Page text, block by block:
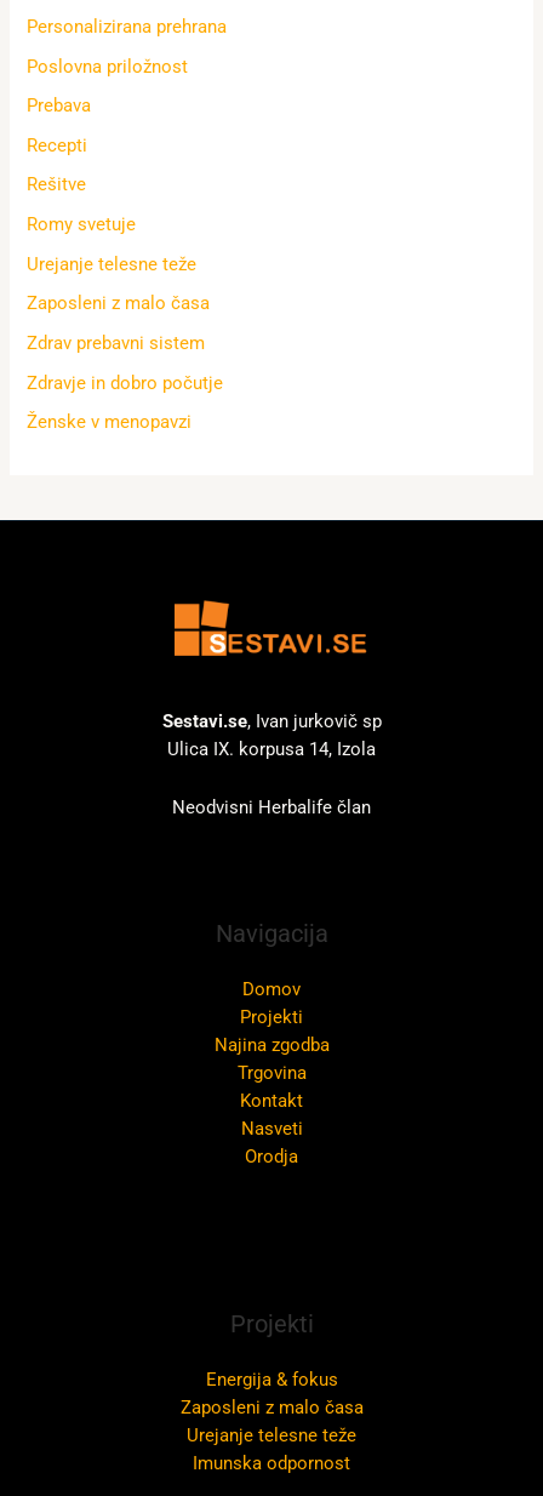
Personalizirana prehrana
Poslovna priložnost
Prebava
Recepti
Rešitve
Romy svetuje
Urejanje telesne teže
Zaposleni z malo časa
Zdrav prebavni sistem
Zdravje in dobro počutje
Ženske v menopavzi
Sestavi.se, Ivan jurkovič sp
Ulica IX. korpusa 14, Izola
Neodvisni Herbalife član
Navigacija
Domov
Projekti
Najina zgodba
Trgovina
Kontakt
Nasveti
Orodja
Projekti
Energija & fokus
Zaposleni z malo časa
Urejanje telesne teže
Imunska odpornost